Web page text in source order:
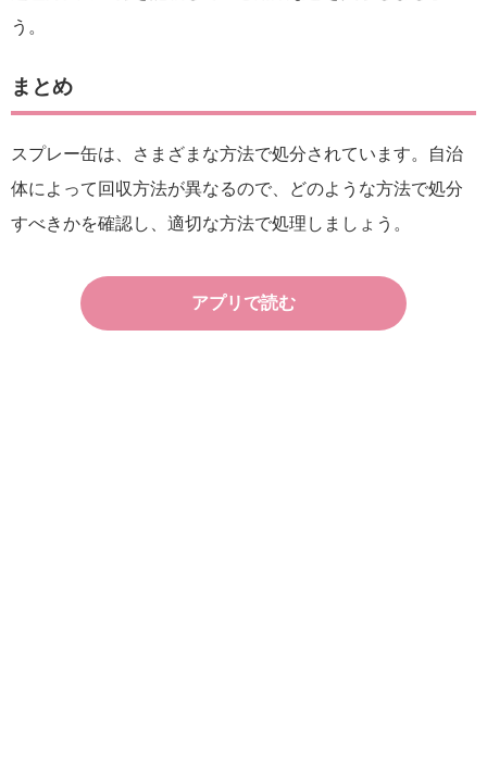
う。
まとめ
スプレー缶は、さまざまな方法で処分されています。自治
体によって回収方法が異なるので、どのような方法で処分
すべきかを確認し、適切な方法で処理しましょう。
アプリで読む